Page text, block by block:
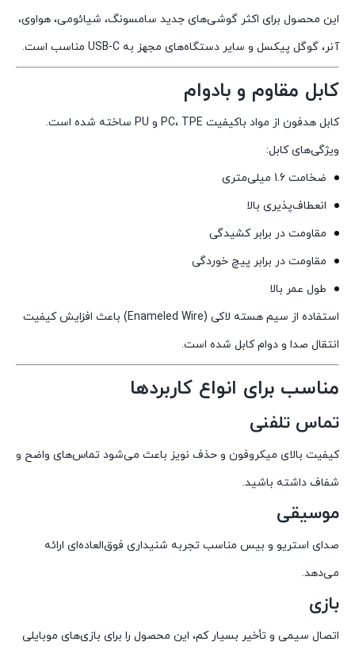
این محصول برای اکثر گوشی‌های جدید سامسونگ، شیائومی، هواوی،
آنر، گوگل پیکسل و سایر دستگاه‌های مجهز به USB-C مناسب است.
کابل مقاوم و بادوام
کابل هدفون از مواد باکیفیت PC، TPE و PU ساخته شده است.
ویژگی‌های کابل:
ضخامت 1.6 میلی‌متری
انعطاف‌پذیری بالا
مقاومت در برابر کشیدگی
مقاومت در برابر پیچ خوردگی
طول عمر بالا
استفاده از سیم هسته لاکی (Enameled Wire) باعث افزایش کیفیت
انتقال صدا و دوام کابل شده است.
مناسب برای انواع کاربردها
تماس تلفنی
کیفیت بالای میکروفون و حذف نویز باعث می‌شود تماس‌های واضح و
شفاف داشته باشید.
موسیقی
صدای استریو و بیس مناسب تجربه شنیداری فوق‌العاده‌ای ارائه
می‌دهد.
بازی
اتصال سیمی و تأخیر بسیار کم، این محصول را برای بازی‌های موبایلی